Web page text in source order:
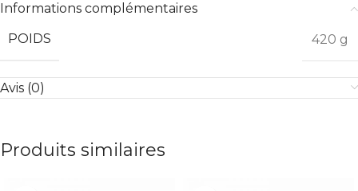
Informations complémentaires
POIDS
420 g
Avis (0)
Produits similaires